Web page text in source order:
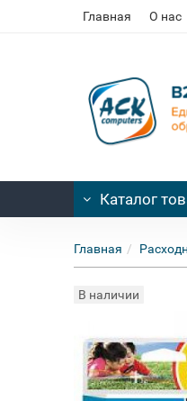
Главная О нас
Каталог
Главная
В наличии